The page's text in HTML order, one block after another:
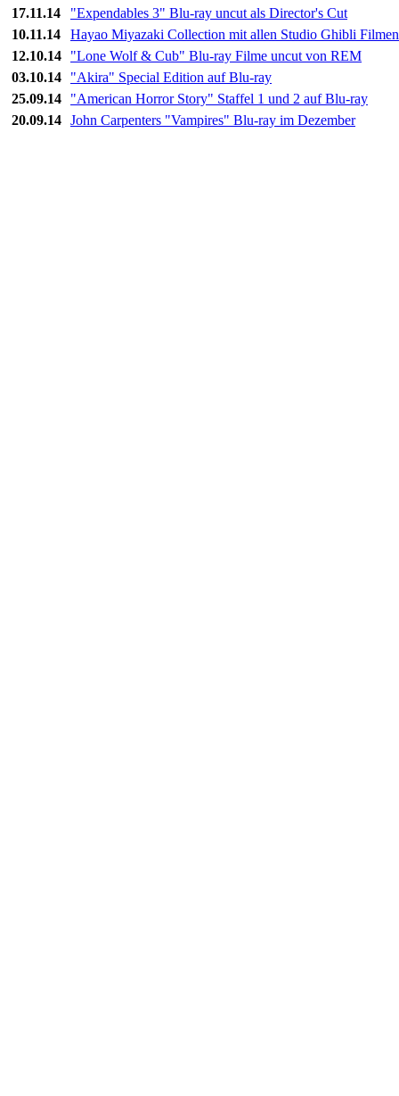
17.11.14
"Expendables 3" Blu-ray uncut als Director's Cut
10.11.14
Hayao Miyazaki Collection mit allen Studio Ghibli
12.10.14
"Lone Wolf & Cub" Blu-ray Filme uncut von REM
03.10.14
"Akira" Special Edition auf Blu-ray
25.09.14
"American Horror Story" Staffel 1 und 2 auf Blu-ray
20.09.14 John Carpenters "Vampires" Blu-ray im Dezember